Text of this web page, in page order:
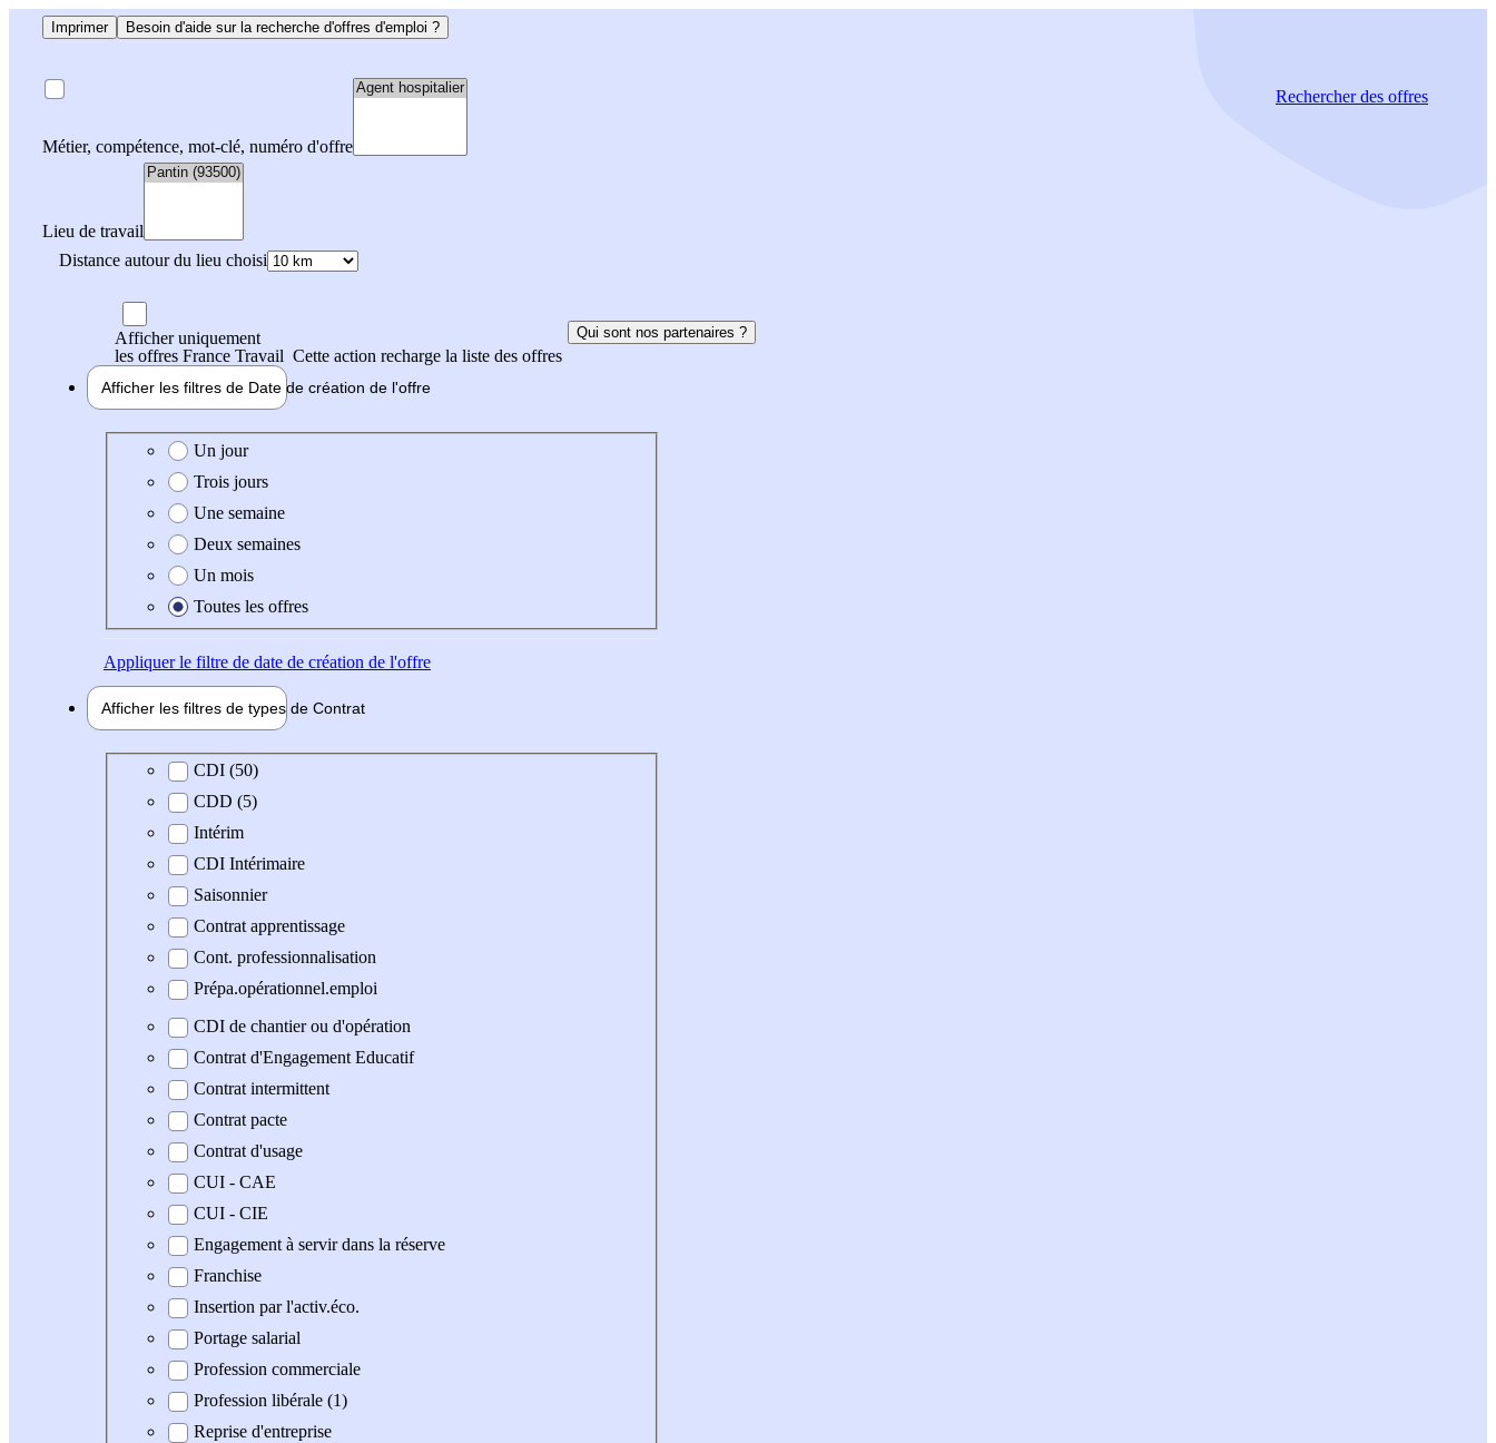
Imprimer Besoin d'aide sur la recherche d'offres d'emploi ?
Métier, compétence, mot-clé, numéro d'offre
Lieu de travail
Distance autour du lieu choisi
Rechercherdes offres
Afficher uniquement
les offres France Travail Cette action recharge la liste des offres
Qui sont nos partenaires ?
Afficher les filtres de Date de création de l'offre
Date de création de l'offre
Un jour
Trois jours
Une semaine
Deux semaines
Un mois
Toutes les offres
Appliquerle filtre de date de création de l'offre
Afficher les filtres de types de Contrat
Type de contratCDI (50)
CDD (5)
Intérim
CDI Intérimaire
Saisonnier
Contrat apprentissage
Cont. professionnalisation
Prépa.opérationnel.emploi
CDI de chantier ou d'opération
Contrat d'Engagement Educatif
Contrat intermittent
Contrat pacte
Contrat d'usage
CUI - CAE
CUI - CIE
Engagement à servir dans la réserve
Franchise
Insertion par l'activ.éco.
Portage salarial
Profession commerciale
Profession libérale (1)
Reprise d'entreprise